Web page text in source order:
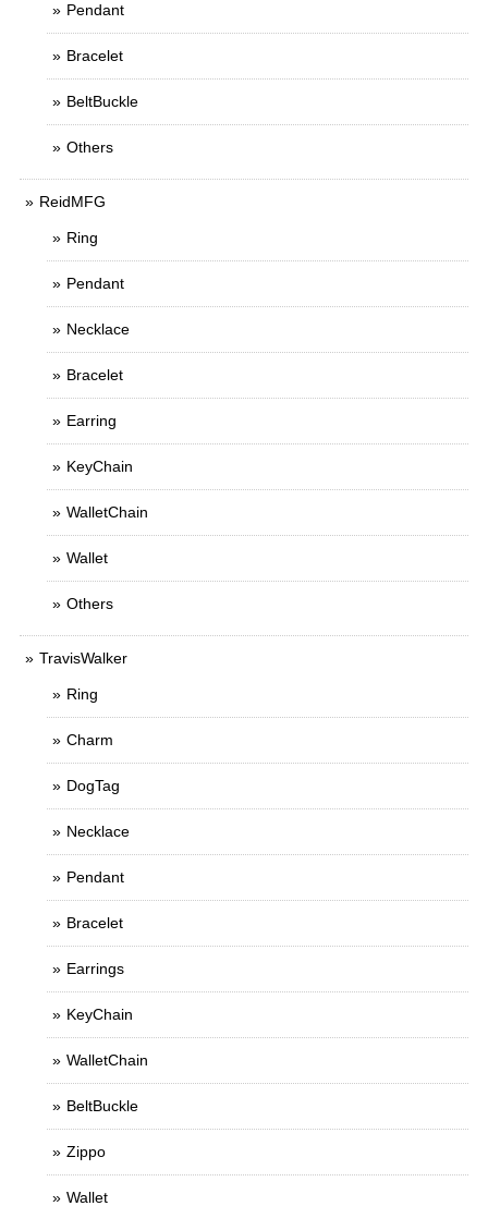
Pendant
Bracelet
BeltBuckle
Others
ReidMFG
Ring
Pendant
Necklace
Bracelet
Earring
KeyChain
WalletChain
Wallet
Others
TravisWalker
Ring
Charm
DogTag
Necklace
Pendant
Bracelet
Earrings
KeyChain
WalletChain
BeltBuckle
Zippo
Wallet